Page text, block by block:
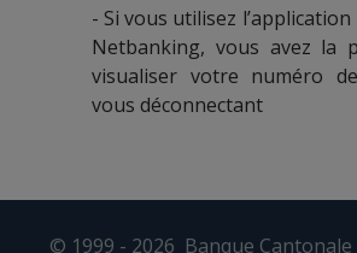
Si vous utilisez l’application
Netbanking, vous avez la
visualiser votre numéro
vous déconnectant
© 1999 - 2026 Banque Cantonale